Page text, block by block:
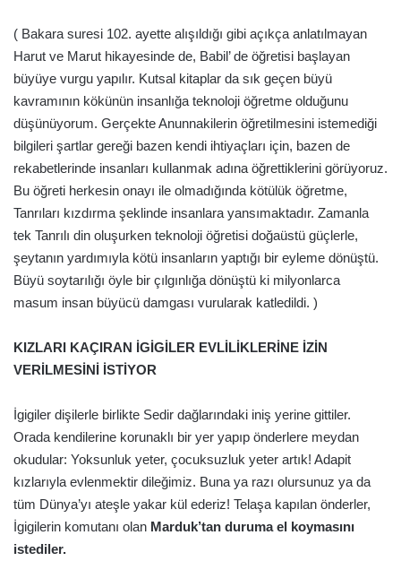
( Bakara suresi 102. ayette alışıldığı gibi açıkça anlatılmayan
Harut ve Marut hikayesinde de, Babil’ de öğretisi başlayan
büyüye vurgu yapılır. Kutsal kitaplar da sık geçen büyü
kavramının kökünün insanlığa teknoloji öğretme olduğunu
düşünüyorum. Gerçekte Anunnakilerin öğretilmesini istemediği
bilgileri şartlar gereği bazen kendi ihtiyaçları için, bazen de
rekabetlerinde insanları kullanmak adına öğrettiklerini görüyoruz.
Bu öğreti herkesin onayı ile olmadığında kötülük öğretme,
Tanrıları kızdırma şeklinde insanlara yansımaktadır. Zamanla
tek Tanrılı din oluşurken teknoloji öğretisi doğaüstü güçlerle,
şeytanın yardımıyla kötü insanların yaptığı bir eyleme dönüştü.
Büyü soytarılığı öyle bir çılgınlığa dönüştü ki milyonlarca
masum insan büyücü damgası vurularak katledildi. )
KIZLARI KAÇIRAN İGİGİLER EVLİLİKLERİNE İZİN
VERİLMESİNİ İSTİYOR
İgigiler dişilerle birlikte Sedir dağlarındaki iniş yerine gittiler.
Orada kendilerine korunaklı bir yer yapıp önderlere meydan
okudular: Yoksunluk yeter, çocuksuzluk yeter artık! Adapit
kızlarıyla evlenmektir dileğimiz. Buna ya razı olursunuz ya da
tüm Dünya’yı ateşle yakar kül ederiz! Telaşa kapılan önderler,
İgigilerin komutanı olan Marduk’tan duruma el koymasını
istediler.